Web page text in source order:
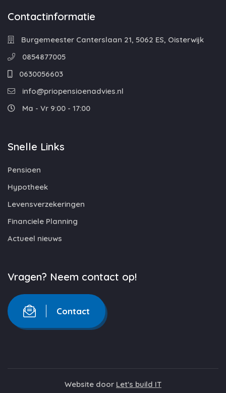
Contactinformatie
Burgemeester Canterslaan 21, 5062 ES, Oisterwijk
0854877005
0630056603
info@priopensioenadvies.nl
Ma - Vr 9:00 - 17:00
Snelle Links
Pensioen
Hypotheek
Levensverzekeringen
Financiele Planning
Actueel nieuws
Vragen? Neem contact op!
Contact
Website door Let's build IT